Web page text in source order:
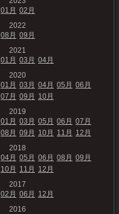
01月 02月
2022
08月 09月
2021
01月 03月 04月
2020
01月 03月 04月 05月 06月
07月 09月
10月
2019
01月 03月 05月 06月 07月
08月 09月 10月 11月
12月
2018
04月 05月 06月 08月 09月
10月
11月
12月
2017
02月 06月
12月
2016